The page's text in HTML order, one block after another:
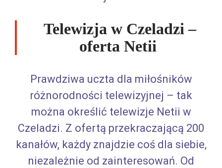
Telewizja w Czeladzi –
oferta Netii
Prawdziwa uczta dla miłośników
różnorodności telewizyjnej – tak
można określić telewizje Netii w
Czeladzi. Z ofertą przekraczającą 200
kanałów, każdy znajdzie coś dla siebie,
niezależnie od zainteresowań. Od